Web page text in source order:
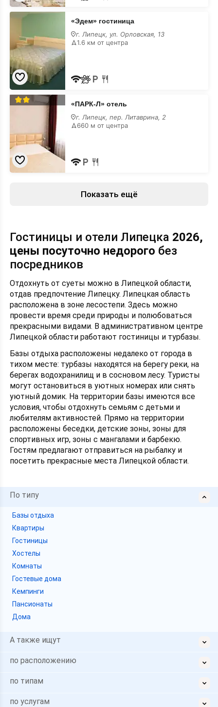
«Эдем»
«Эдем» гостиница
г. Липецк, ул. Орловская, 13
1.6 км от центра
«ПАРК-
Л»
«ПАРК-Л» отель
г. Липецк, пер. Литаврина, 2
660 м от центра
Показать ещё
Гостиницы и отели Липецка 2026,
цены посуточно недорого без
посредников
Отдохнуть от суеты можно в Липецкой области,
отдав предпочтение Липецку. Липецкая область
расположена в зоне лесостепи. Здесь можно
провести время среди природы и полюбоваться
прекрасными видами. В административном центре
Липецкой области работают гостиницы и турбазы.
Базы отдыха расположены недалеко от города в
тихом месте: турбазы находятся на берегу реки, на
берегах водохранилищ и в сосновом лесу. Туристы
могут остановиться в уютных номерах или снять
уютный домик. На территории базы имеются все
условия, чтобы отдохнуть семьям с детьми и
любителям активностей. Прямо на территории
расположены беседки, детские зоны, зоны для
спортивных игр, зоны с мангалами и барбекю.
Гостям предлагают отправиться на рыбалку и
посетить прекрасные места Липецкой области.
По типу
Базы отдыха
Квартиры
Гостиницы
Хостелы
Комнаты
Гостевые дома
Кемпинги
Пансионаты
Дома
А также ищут
по расположению
по типам
по услугам